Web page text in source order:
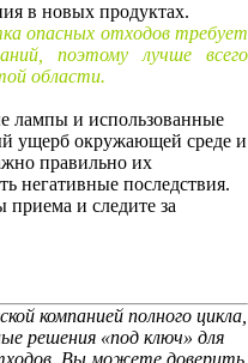
в новых продуктах.
опасных отходов требует
поэтому лучше всего
области.
лампы и использованные
ущерб окружающей среде и
правильно их
негативные последствия.
и следите за
компанией полного цикла,
решения «под ключ» для
Вы можете доверить